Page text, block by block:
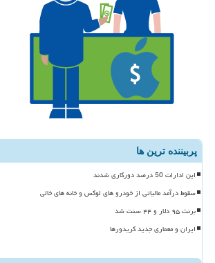
پربیننده ترین ها
این ادارات 50 درصد دورکاری شدند
سقوط درآمد مالیاتی از خودرو های لوکس و خانه های خالی
برنت ۹۵ دلار و ۴۴ سنت شد
ایران و معماری جدید کریدورها